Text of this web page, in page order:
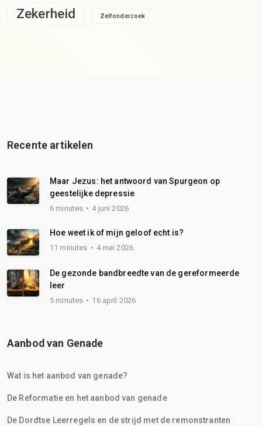
Zekerheid Zelfonderzoek
Recente artikelen
Maar Jezus: het antwoord van Spurgeon op
geestelijke depressie
6 minutes 4 juni 2026
Hoe weet ik of mijn geloof echt is?
11 minutes 4 mei 2026
De gezonde bandbreedte van de gereformeerde
leer
5 minutes 16 april 2026
Aanbod van Genade
Wat is het aanbod van genade?
De Reformatie en het aanbod van genade
De Dordtse Leerregels en de strijd met de remonstranten